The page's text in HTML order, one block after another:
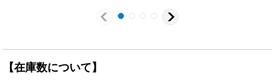
【在庫数について】